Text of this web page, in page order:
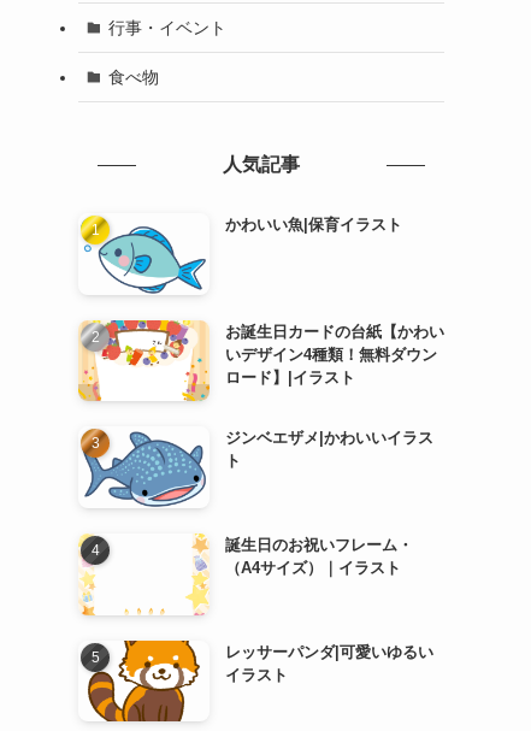
行事・イベント
食べ物
人気記事
かわいい魚|保育イラスト
お誕生日カードの台紙【かわい
いデザイン4種類！無料ダウン
ロード】|イラスト
ジンベエザメ|かわいいイラス
ト
誕生日のお祝いフレーム・
（A4サイズ）｜イラスト
レッサーパンダ|可愛いゆるい
イラスト